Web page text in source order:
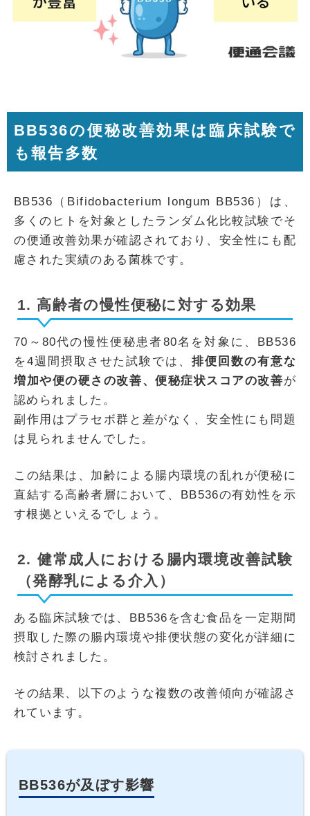
BB536の便秘改善効果は臨床試験で
も報告多数
BB536（Bifidobacterium longum BB536）は、
多くのヒトを対象としたランダム化比較試験でそ
の便通改善効果が確認されており、安全性にも配
慮された実績のある菌株です。
1. 高齢者の慢性便秘に対する効果
70～80代の慢性便秘患者80名を対象に、BB536
を4週間摂取させた試験では、排便回数の有意な
増加や便の硬さの改善、便秘症状スコアの改善が
認められました。
副作用はプラセボ群と差がなく、安全性にも問題
は見られませんでした。
この結果は、加齢による腸内環境の乱れが便秘に
直結する高齢者層において、BB536の有効性を示
す根拠といえるでしょう。
2. 健常成人における腸内環境改善試験
（発酵乳による介入）
ある臨床試験では、BB536を含む食品を一定期間
摂取した際の腸内環境や排便状態の変化が詳細に
検討されました。
その結果、以下のような複数の改善傾向が確認さ
れています。
BB536が及ぼす影響